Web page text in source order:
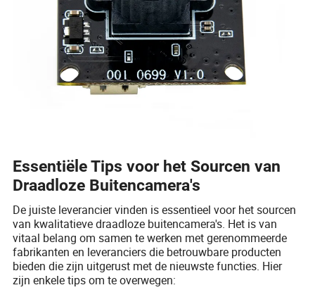
Essentiële Tips voor het Sourcen van
Draadloze Buitencamera's
De juiste leverancier vinden is essentieel voor het sourcen
van kwalitatieve draadloze buitencamera's. Het is van
vitaal belang om samen te werken met gerenommeerde
fabrikanten en leveranciers die betrouwbare producten
bieden die zijn uitgerust met de nieuwste functies. Hier
zijn enkele tips om te overwegen: